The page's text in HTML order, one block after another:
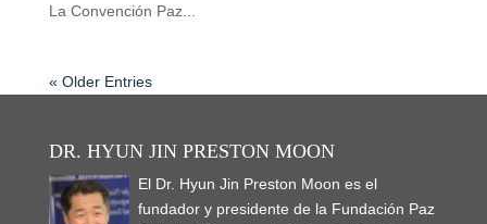
La Convención Paz...
« Older Entries
DR. HYUN JIN PRESTON MOON
El Dr. Hyun Jin Preston Moon es el
fundador y presidente de la Fundación Paz